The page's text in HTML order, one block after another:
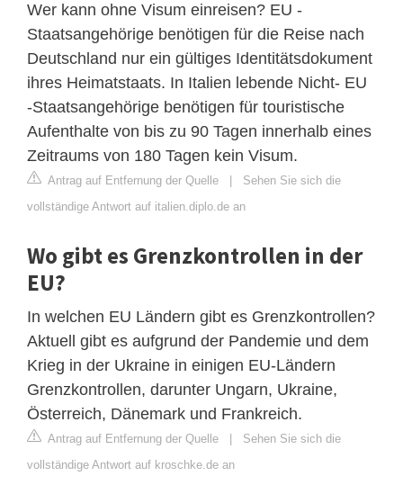
Wer kann ohne Visum einreisen? EU -
Staatsangehörige benötigen für die Reise nach
Deutschland nur ein gültiges Identitätsdokument
ihres Heimatstaats. In Italien lebende Nicht- EU
-Staatsangehörige benötigen für touristische
Aufenthalte von bis zu 90 Tagen innerhalb eines
Zeitraums von 180 Tagen kein Visum.
Antrag auf Entfernung der Quelle | Sehen Sie sich die
vollständige Antwort auf italien.diplo.de an
Wo gibt es Grenzkontrollen in der
EU?
In welchen EU Ländern gibt es Grenzkontrollen?
Aktuell gibt es aufgrund der Pandemie und dem
Krieg in der Ukraine in einigen EU-Ländern
Grenzkontrollen, darunter Ungarn, Ukraine,
Österreich, Dänemark und Frankreich.
Antrag auf Entfernung der Quelle | Sehen Sie sich die
vollständige Antwort auf kroschke.de an